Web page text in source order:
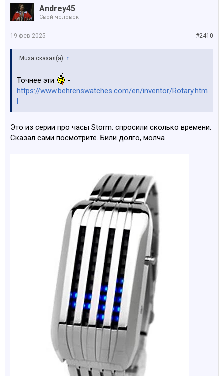
Andrey45
Свой человек
#2410
19 фев 2025
Muxa сказал(а): ↑
Точнее эти
-
https://www.behrenswatches.com/en/inventor/Rotary.htm
l
Это из серии про часы Storm: спросили сколько времени.
Сказал сами посмотрите. Били долго, молча